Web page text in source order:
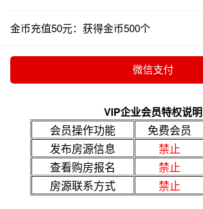
金币充值50元：获得金币500个
VIP企业会员特权说明
会员操作功能 免费会员
发布房源信息
禁止
查看购房报名
禁止
房源联系方式
禁止